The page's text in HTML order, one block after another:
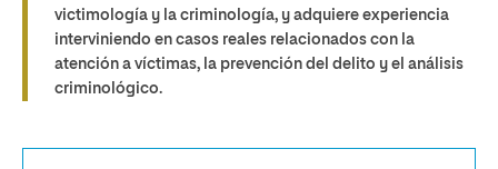
victimología y la criminología, y adquiere experiencia
interviniendo en casos reales relacionados con la
atención a víctimas, la prevención del delito y el análisis
criminológico.